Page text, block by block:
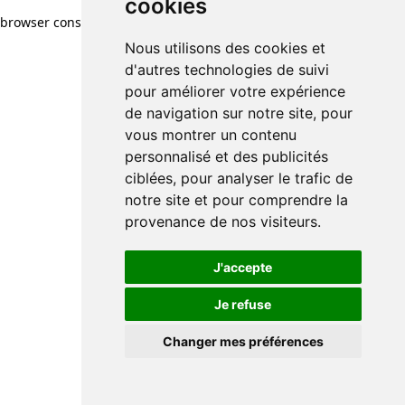
cookies
Nous utilisons des cookies et
d'autres technologies de suivi
pour améliorer votre expérience
de navigation sur notre site, pour
vous montrer un contenu
personnalisé et des publicités
ciblées, pour analyser le trafic de
notre site et pour comprendre la
provenance de nos visiteurs.
J'accepte
Je refuse
Changer mes préférences
browser console for more information)